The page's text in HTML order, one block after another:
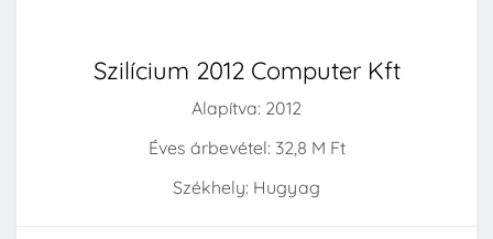
Szilícium 2012 Computer Kft
Alapítva: 2012
Éves árbevétel: 32,8 M Ft
Székhely: Hugyag